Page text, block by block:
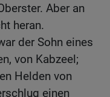
Aber an
heran.
der Sohn eines
von Kabzeel;
Helden von
einen